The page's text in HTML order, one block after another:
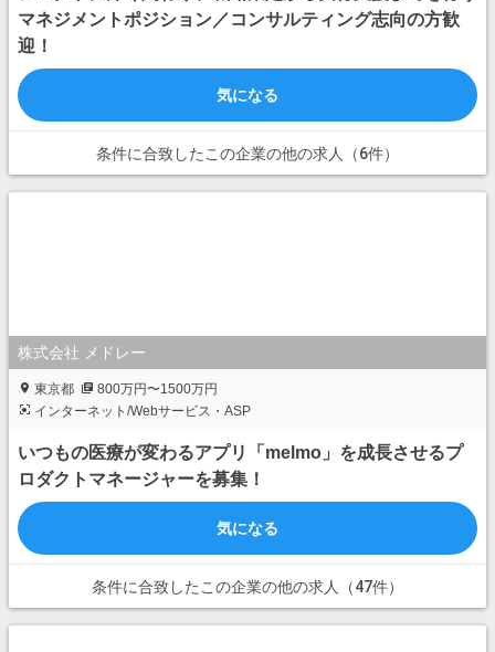
マネジメントポジション／コンサルティング志向の方歓
迎！
気になる
条件に合致したこの企業の他の求人（6件）
株式会社 メドレー
東京都
800万円〜1500万円
インターネット/Webサービス・ASP
いつもの医療が変わるアプリ「melmo」を成長させるプ
ロダクトマネージャーを募集！
気になる
条件に合致したこの企業の他の求人（47件）